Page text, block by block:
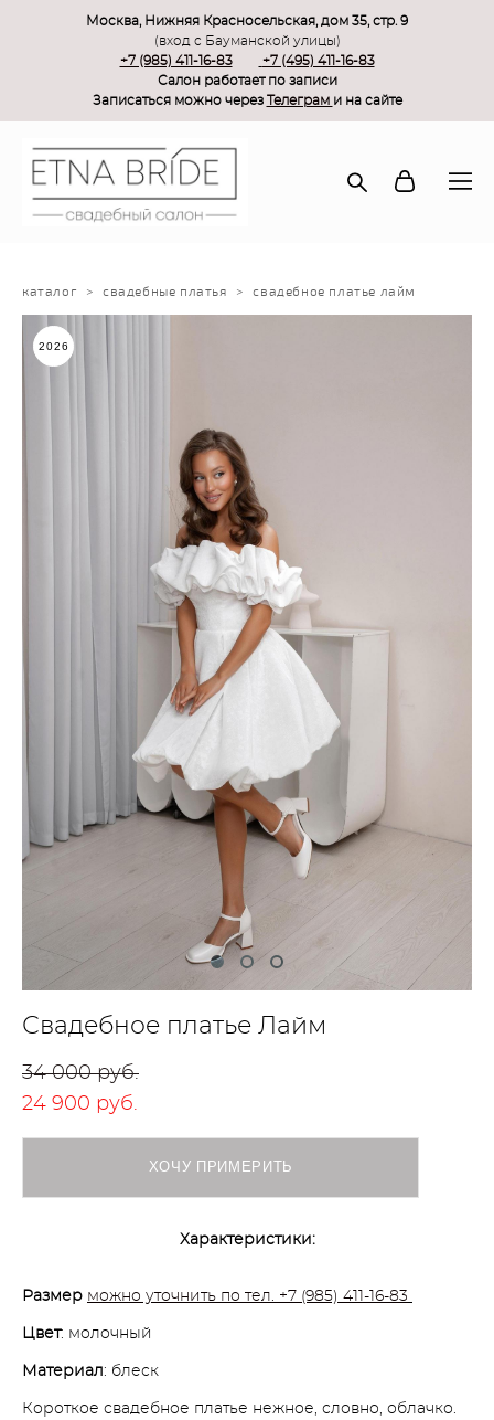
Москва, Нижняя Красносельская, дом 35, стр. 9
(вход с Бауманской улицы)
+7 (985) 411-16-83
+7 (495) 411-16-83
Салон работает по записи
Записаться можно через Телеграм и на сайте
каталог > свадебные платья > свадебное платье лайм
2026
Свадебное платье Лайм
34 000 pуб.
24 900 pуб.
ХОЧУ ПРИМЕРИТЬ
Характеристики:
Размер можно уточнить по тел. +7 (985) 411-16-83
Цвет: молочный
Материал: блеск
Короткое свадебное платье нежное, словно, облачко.